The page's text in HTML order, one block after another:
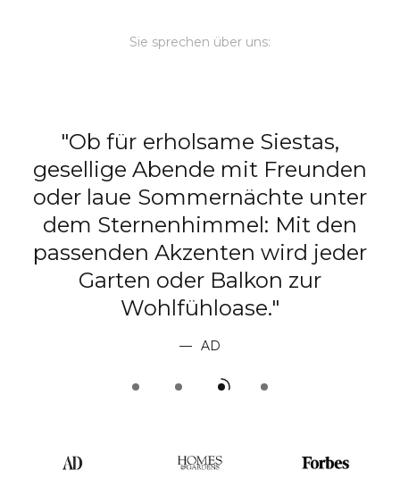
Sie sprechen über uns:
"Ob für erholsame Siestas,
gesellige Abende mit Freunden
oder laue Sommernächte unter
dem Sternenhimmel: Mit den
passenden Akzenten wird jeder
Garten oder Balkon zur
Wohlfühloase."
AD